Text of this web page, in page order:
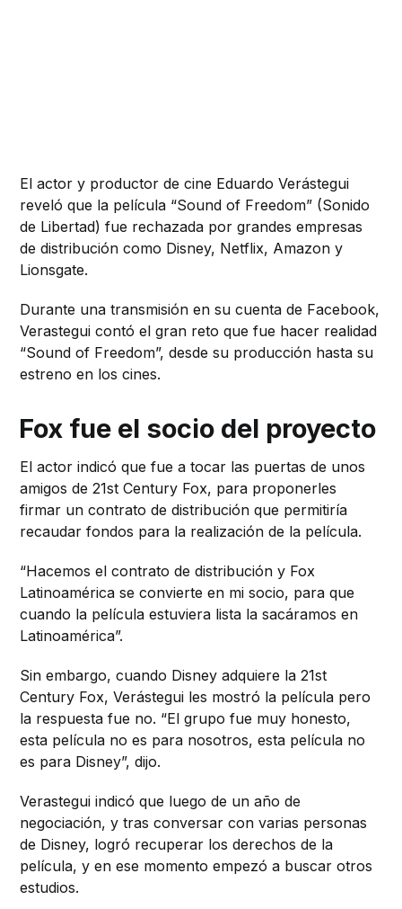
El actor y productor de cine Eduardo Verástegui
reveló que la película “Sound of Freedom” (Sonido
de Libertad) fue rechazada por grandes empresas
de distribución como Disney, Netflix, Amazon y
Lionsgate.
Durante una transmisión en su cuenta de Facebook,
Verastegui contó el gran reto que fue hacer realidad
“Sound of Freedom”, desde su producción hasta su
estreno en los cines.
Fox fue el socio del proyecto
El actor indicó que fue a tocar las puertas de unos
amigos de 21st Century Fox, para proponerles
firmar un contrato de distribución que permitiría
recaudar fondos para la realización de la película.
“Hacemos el contrato de distribución y Fox
Latinoamérica se convierte en mi socio, para que
cuando la película estuviera lista la sacáramos en
Latinoamérica”.
Sin embargo, cuando Disney adquiere la 21st
Century Fox, Verástegui les mostró la película pero
la respuesta fue no. “El grupo fue muy honesto,
esta película no es para nosotros, esta película no
es para Disney”, dijo.
Verastegui indicó que luego de un año de
negociación, y tras conversar con varias personas
de Disney, logró recuperar los derechos de la
película, y en ese momento empezó a buscar otros
estudios.